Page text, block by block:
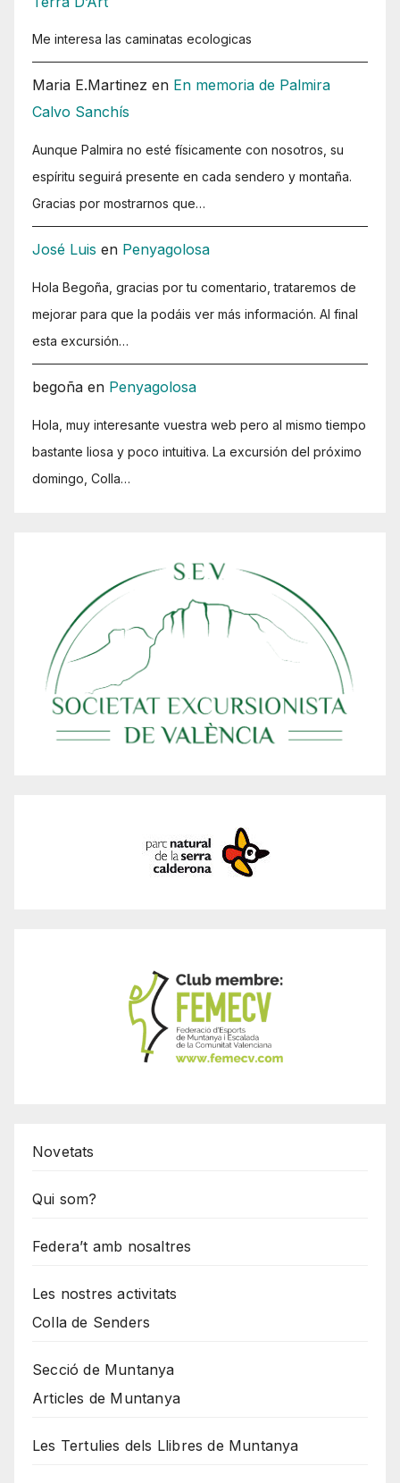
Me interesa las caminatas ecologicas
Maria E.Martinez en En memoria de Palmira
Calvo Sanchís
Aunque Palmira no esté físicamente con nosotros, su
espíritu seguirá presente en cada sendero y montaña.
Gracias por mostrarnos que…
José Luis en Penyagolosa
Hola Begoña, gracias por tu comentario, trataremos de
mejorar para que la podáis ver más información. Al final
esta excursión…
begoña en Penyagolosa
Hola, muy interesante vuestra web pero al mismo tiempo
bastante liosa y poco intuitiva. La excursión del próximo
domingo, Colla…
Novetats
Qui som?
Federa’t amb nosaltres
Les nostres activitats
Colla de Senders
Secció de Muntanya
Articles de Muntanya
Les Tertulies dels Llibres de Muntanya